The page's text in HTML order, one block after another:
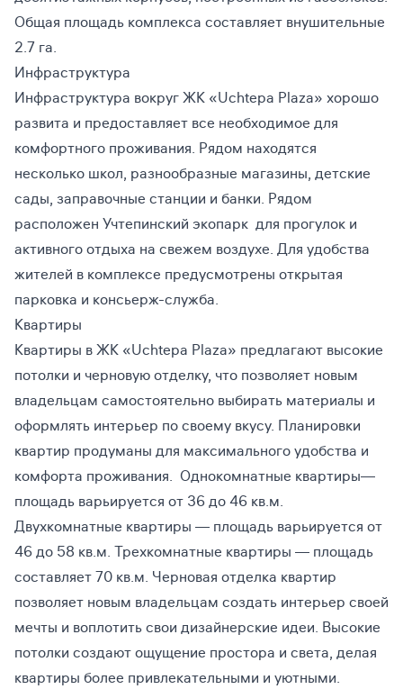
Общая площадь комплекса составляет внушительные
2.7 га.
Инфраструктура
Инфраструктура вокруг ЖК «Uchtepa Plaza» хорошо
развита и предоставляет все необходимое для
комфортного проживания. Рядом находятся
несколько школ, разнообразные магазины, детские
сады, заправочные станции и банки. Рядом
расположен Учтепинский экопарк для прогулок и
активного отдыха на свежем воздухе. Для удобства
жителей в комплексе предусмотрены открытая
парковка и консьерж-служба.
Квартиры
Квартиры в ЖК «Uchtepa Plaza» предлагают высокие
потолки и черновую отделку, что позволяет новым
владельцам самостоятельно выбирать материалы и
оформлять интерьер по своему вкусу. Планировки
квартир продуманы для максимального удобства и
комфорта проживания. Однокомнатные квартиры—
площадь варьируется от 36 до 46 кв.м.
Двухкомнатные квартиры — площадь варьируется от
46 до 58 кв.м. Трехкомнатные квартиры — площадь
составляет 70 кв.м. Черновая отделка квартир
позволяет новым владельцам создать интерьер своей
мечты и воплотить свои дизайнерские идеи. Высокие
потолки создают ощущение простора и света, делая
квартиры более привлекательными и уютными.